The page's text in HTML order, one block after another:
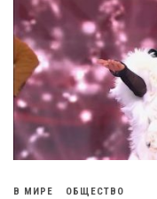
В МИРЕ ОБЩЕСТВО